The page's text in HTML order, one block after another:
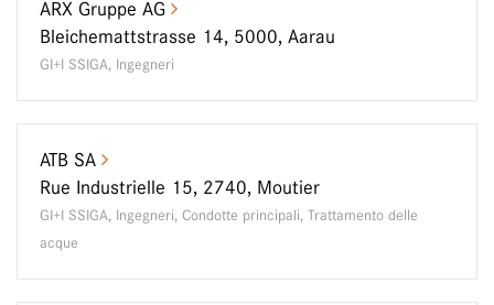
ARX Gruppe AG
Bleichemattstrasse 14, 5000, Aarau
GI+I SSIGA, Ingegneri
ATB SA
Rue Industrielle 15, 2740, Moutier
GI+I SSIGA, Ingegneri, Condotte principali, Trattamento delle
acque